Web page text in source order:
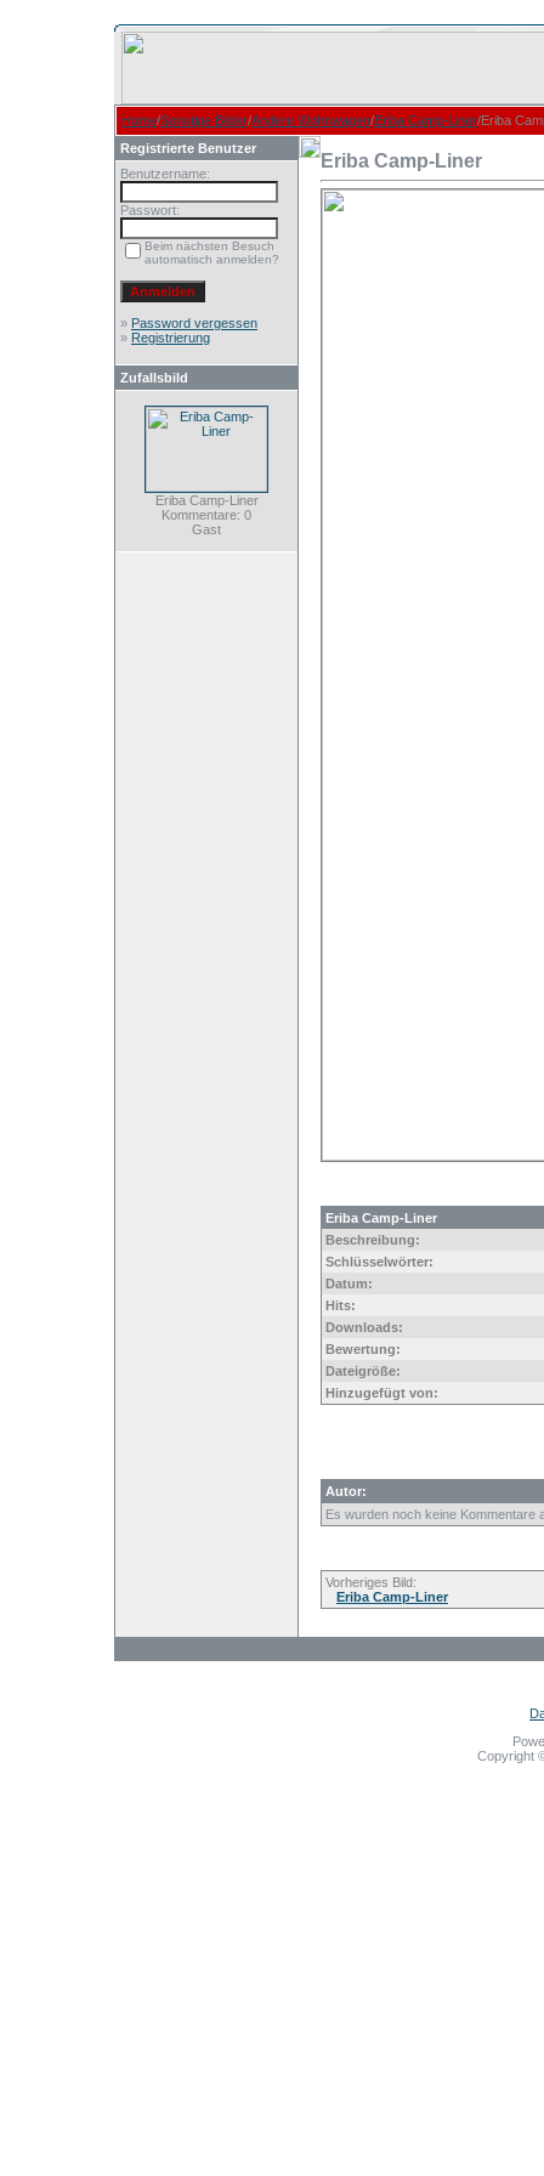
Home/Sonstige Bilder/Andere Wohnwagen/Eriba Camp-Liner/Eriba
Registrierte Benutzer
Benutzername:
Passwort:
Beim nächsten Besuch
automatisch anmelden?
» Password vergessen
» Registrierung
Zufallsbild
Eriba Camp-Liner
Kommentare: 0
Gast
Eriba Camp-Liner
Eriba Camp-Liner
Beschreibung:
Schlüsselwörter:
Datum:
Hits:
Downloads:
Bewertung:
Dateigröße:
Hinzugefügt von:
Autor:
Es wurden noch keine Kommentare
Vorheriges Bild:
Eriba Camp-Liner
Copyright